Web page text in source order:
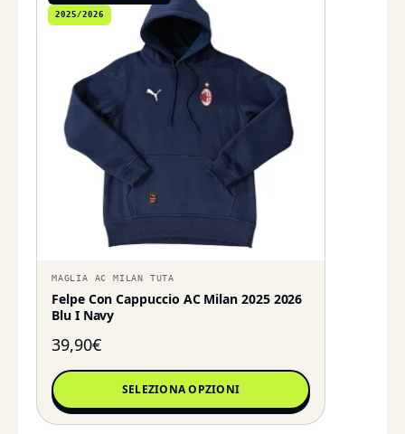
2025/2026
MAGLIA AC MILAN TUTA
Felpe Con Cappuccio AC Milan 2025 2026
Blu I Navy
39,90€
SELEZIONA OPZIONI